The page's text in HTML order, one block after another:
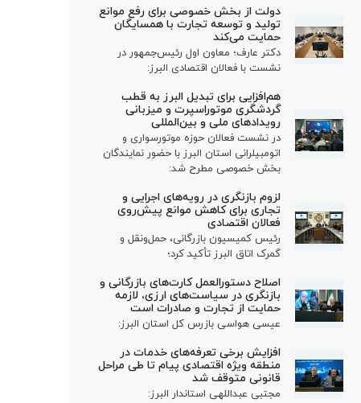
دولت از بخش خصوصی برای رفع موانع
تولید و توسعه تجارت با همسایگان
حمایت می‌کند
دکتر عارف؛ معاون اول رئیس‌جمهور در
نشست با فعالان اقتصادی البرز:
هم‌افزایی برای تبدیل البرز به قطب
گردشگری موتوراسپرت و میزبانی
رویدادهای ملی و بین‌المللی
در نشست فعالان حوزه موتورسواری و
اتومبیلرانی استان البرز با حضور نمایندگان
بخش خصوصی مطرح شد:
لزوم بازنگری در رویه‌های اجرایی و
تجاری برای کاهش موانع پیش‌روی
فعالان اقتصادی
رئیس کمیسیون بازرگانی، حمل‌ونقل و
گمرک اتاق البرز تأکید کرد؛
اصلاح دستورالعمل کارت‌های بازرگانی و
بازنگری در سیاست‌های ارزی، لازمه
حمایت از تجارت و صادرات است
عیسی هواسی بازرس کل استان البرز:
افزایش برخی تعرفه‌های خدمات در
منطقه ویژه اقتصادی پیام تا طی مراحل
قانونی متوقف شد
مجتبی عبداللهی استاندار البرز: